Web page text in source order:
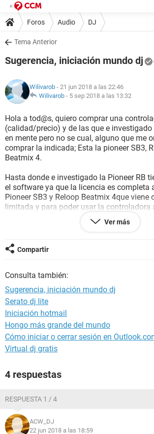
Foros Audio DJ
Tema Anterior
Sugerencia, iniciación mundo dj
Wilivarob - 21 jun 2018 a las 22:46
Wilivarob - 5 sep 2018 a las 13:32
Hola a tod@s, quiero comprar una
(calidad/precio) y de las que e
en mente pero no se cual, alguno que me
comprar la indicada; Esta la pioneer SB3,
Beatmix 4.
Hasta donde e investigado la Pioneer RB
el software ya que la licencia es completa
Pioneer SB3 y Reloop Beatmix 4que viene
limitada y para poder usar la controladora
comprar la version completa.
mas compleja o completa de las 3,
idea y hasta ahora me voy a meter en este
Ver más
Compartir
Consulta también:
Sugerencia, iniciación mundo dj
Serato dj lite
Iniciación hotmail
Hongo más grande del mundo
Cómo iniciar o cerrar sesión en
Virtual dj gratis
4 respuestas
RESPUESTA 1 / 4
ACW_DJ
22 jun 2018 a las 18:59